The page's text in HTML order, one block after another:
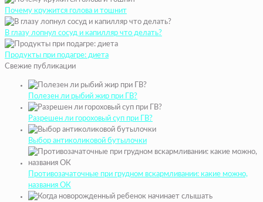
Почему кружится голова и тошнит
В глазу лопнул сосуд и капилляр что делать?
Продукты при подагре: диета
Свежие публикации
Полезен ли рыбий жир при ГВ?
Разрешен ли гороховый суп при ГВ?
Выбор антиколиковой бутылочки
Противозачаточные при грудном вскармливании: какие можно,
названия ОК